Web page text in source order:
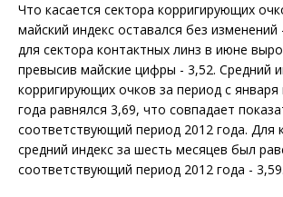
Что касается сектора корригирующих
майский индекс оставался без изменений
для сектора контактных линз в июне
превысив майские цифры - 3,52. Средний
корригирующих очков за период с
года равнялся 3,69, что совпадает
соответствующий период 2012 года. Для
средний индекс за шесть месяцев был
соответствующий период 2012 года - 3,59.